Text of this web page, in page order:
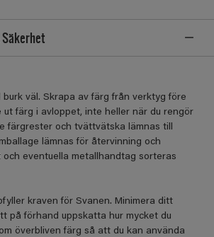
väl. Skrapa av färg från verktyg före
ut färg i avloppet, inte heller när du rengör
färgrester och tvättvätska lämnas till
lämnas för återvinning och
eventuella metallhandtag sorteras
kraven för Svanen. Minimera ditt
på förhand uppskatta hur mycket du
överbliven färg så att du kan använda